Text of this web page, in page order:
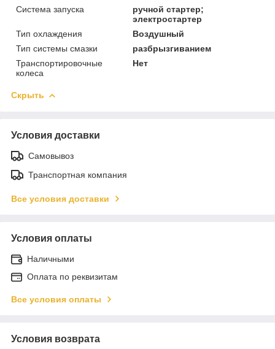
Система запуска
ручной стартер;
электростартер
Тип охлаждения
Воздушный
Тип системы смазки
разбрызгиванием
Транспортировочные
колеса
Нет
Скрыть
Условия доставки
Самовывоз
Транспортная компания
Все условия доставки
Условия оплаты
Наличными
Оплата по реквизитам
Все условия оплаты
Условия возврата